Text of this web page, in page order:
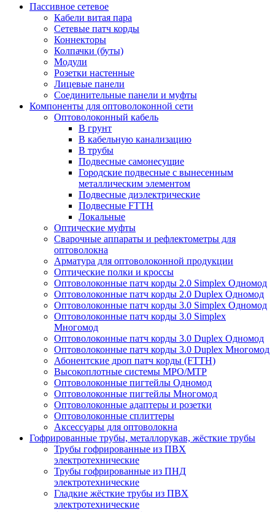
Пассивное сетевое
Кабели витая пара
Сетевые патч корды
Коннекторы
Колпачки (буты)
Модули
Розетки настенные
Лицевые панели
Соединительные панели и муфты
Компоненты для оптоволоконной сети
Оптоволоконный кабель
В грунт
В кабельную канализацию
В трубы
Подвесные самонесущие
Городские подвесные с вынесенным
металлическим элементом
Подвесные диэлектрические
Подвесные FTTH
Локальные
Оптические муфты
Сварочные аппараты и рефлектометры для
оптоволокна
Арматура для оптоволоконной продукции
Оптические полки и кроссы
Оптоволоконные патч корды 2.0 Simplex Одномод
Оптоволоконные патч корды 2.0 Duplex Одномод
Оптоволоконные патч корды 3.0 Simplex Одномод
Оптоволоконные патч корды 3.0 Simplex
Многомод
Оптоволоконные патч корды 3.0 Duplex Одномод
Оптоволоконные патч корды 3.0 Duplex Многомод
Абонентские дроп патч корды (FTTH)
Высокоплотные системы MPO/MTP
Оптоволоконные пигтейлы Одномод
Оптоволоконные пигтейлы Многомод
Оптоволоконные адаптеры и розетки
Оптоволоконные сплиттеры
Аксессуары для оптоволокна
Гофрированные трубы, металлорукав, жёсткие трубы
Трубы гофрированные из ПВХ
электротехнические
Трубы гофрированные из ПНД
электротехнические
Гладкие жёсткие трубы из ПВХ
электротехнические